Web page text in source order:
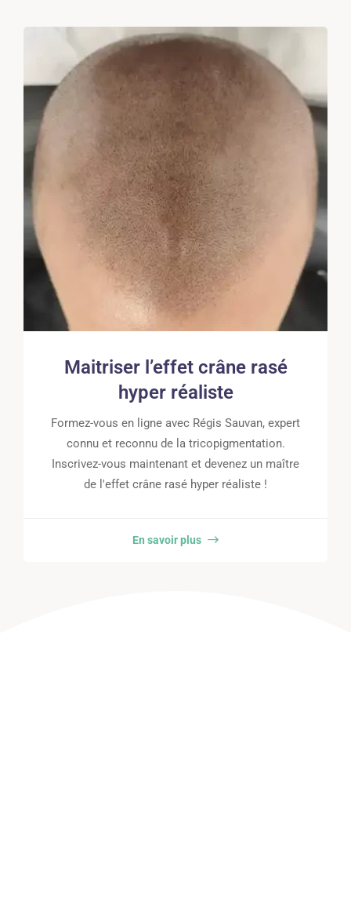
Maitriser l’effet crâne rasé
hyper réaliste
Formez-vous en ligne avec Régis Sauvan, expert
connu et reconnu de la tricopigmentation.
Inscrivez-vous maintenant et devenez un maître
de l'effet crâne rasé hyper réaliste !
En savoir plus